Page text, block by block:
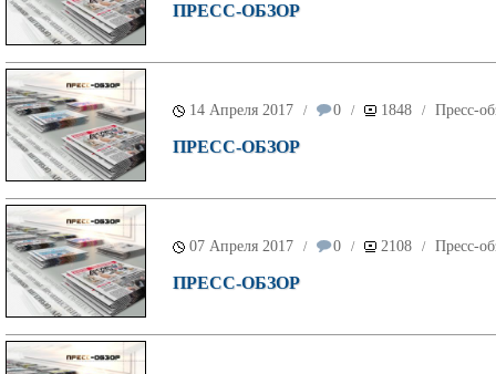
ПРЕСС-ОБЗОР
14 Апреля 2017 / 0 / 1848 / Пресс-
ПРЕСС-ОБЗОР
07 Апреля 2017 / 0 / 2108 / Пресс-
ПРЕСС-ОБЗОР